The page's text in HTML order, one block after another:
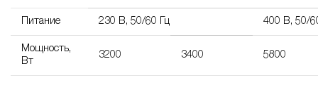
Питание 230 В, 50/60 Гц 400 В, 50/
Мощность,
Вт
3200 3400 5800